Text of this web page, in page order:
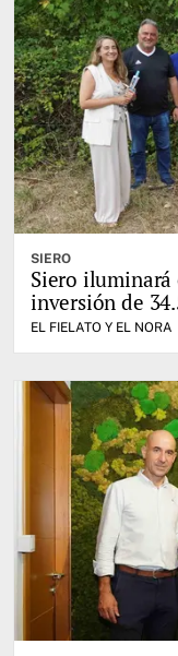
SIERO
Siero iluminará
inversión de
EL FIELATO Y EL NORA